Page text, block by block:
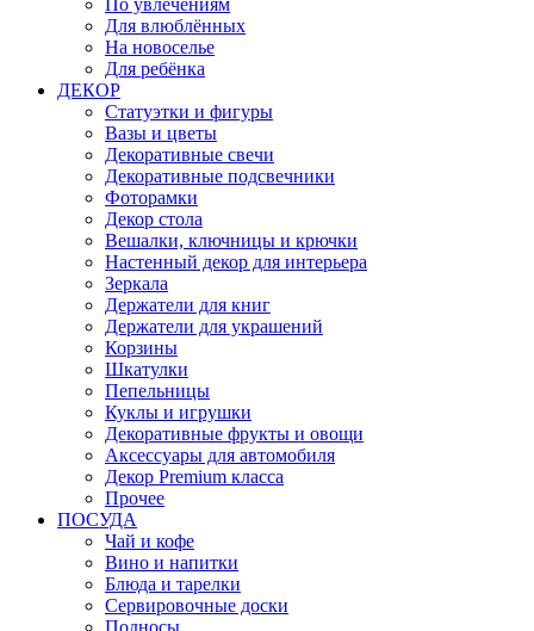
По увлечениям
Для влюблённых
На новоселье
Для ребёнка
ДЕКОР
Статуэтки и фигуры
Вазы и цветы
Декоративные свечи
Декоративные подсвечники
Фоторамки
Декор стола
Вешалки, ключницы и крючки
Настенный декор для интерьера
Зеркала
Держатели для книг
Держатели для украшений
Корзины
Шкатулки
Пепельницы
Куклы и игрушки
Декоративные фрукты и овощи
Аксессуары для автомобиля
Декор Premium класса
Прочее
ПОСУДА
Чай и кофе
Вино и напитки
Блюда и тарелки
Сервировочные доски
Подносы